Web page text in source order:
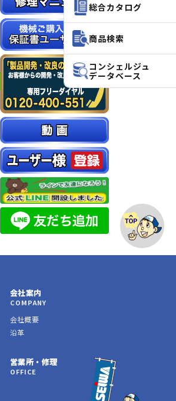
会社案内
COMPANY
会社概要
沿革
営業所・修理
OFFICE
総合カタログ
商品検索
コンシェルジュ
データベース